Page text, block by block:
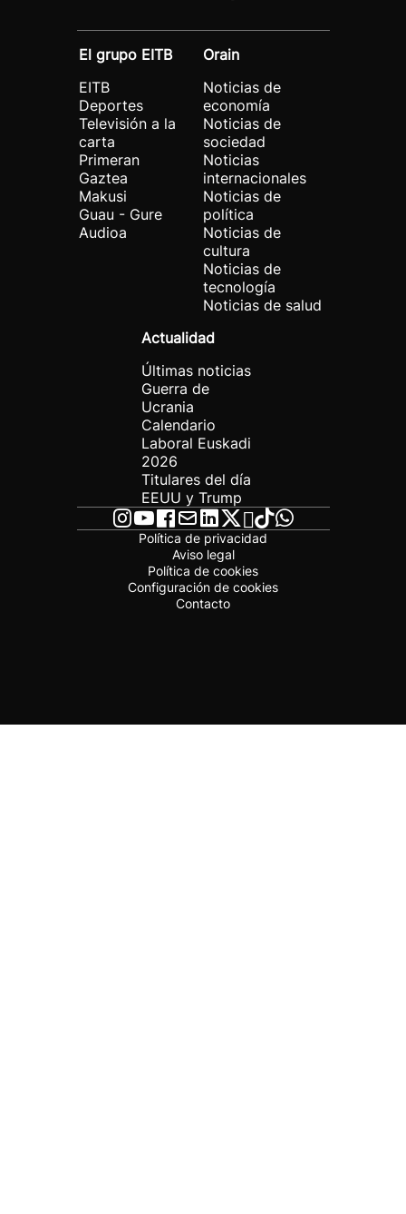
El grupo EITB
EITB
Deportes
Televisión a la
carta
Primeran
Gaztea
Makusi
Guau - Gure
Audioa
Orain
Noticias de
economía
Noticias de
sociedad
Noticias
internacionales
Noticias de
política
Noticias de
cultura
Noticias de
tecnología
Noticias de salud
Actualidad
Últimas noticias
Guerra de
Ucrania
Calendario
Laboral Euskadi
2026
Titulares del día
EEUU y Trump
Política de privacidad
Aviso legal
Política de cookies
Configuración de cookies
Contacto